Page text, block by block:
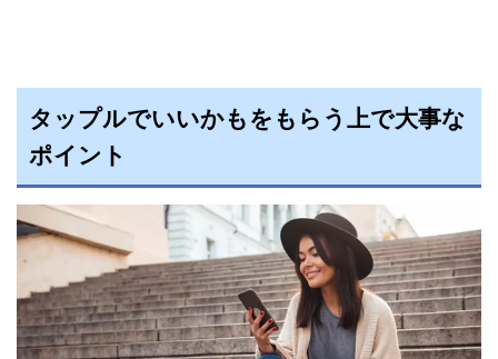
タップルでいいかもをもらう上で大事な
ポイント